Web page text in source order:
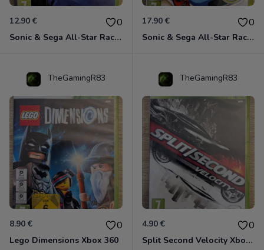
12.90 € 0
Sonic & Sega All-Star Racing avec Banjo-Kazooie Xbox 360
17.90 € 0
Sonic & Sega All-Star Racing - Transformed Xbox 360
TheGamingR83
8.90 € 0
Lego Dimensions Xbox 360
TheGamingR83
4.90 € 0
Split Second Velocity Xbox 360